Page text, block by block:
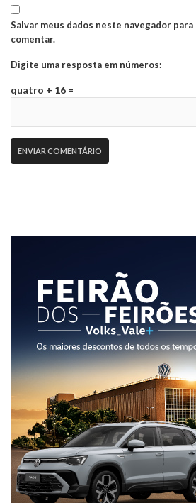
Salvar meus dados neste navegador para
comentar.
Digite uma resposta em números:
quatro + 16 =